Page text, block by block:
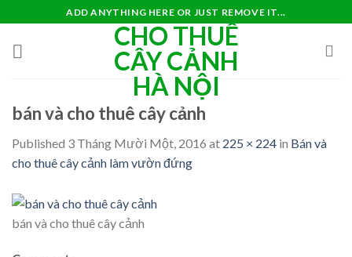
content
ADD ANYTHING HERE OR JUST REMOVE IT...
CHO THUÊ
CÂY CẢNH
HÀ NỘI
bán và cho thuê cây cảnh
Published 3 Tháng Mười Một, 2016 at 225 × 224 in Bán và
cho thuê cây cảnh làm vườn đứng
bán và cho thuê cây cảnh